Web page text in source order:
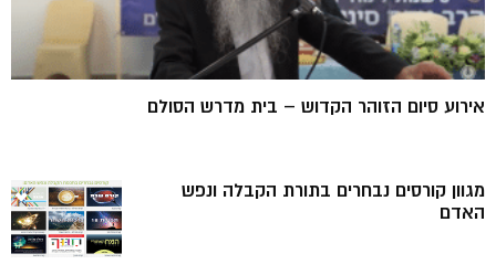
אירוע סיום הזוהר הקדוש – בית מדרש הסולם
מגוון קורסים נבחרים בתורת הקבלה ונפש
האדם